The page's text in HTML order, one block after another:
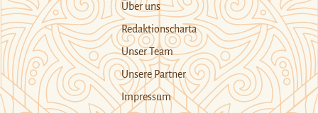
Über uns
Redaktionscharta
Unser Team
Unsere Partner
Impressum